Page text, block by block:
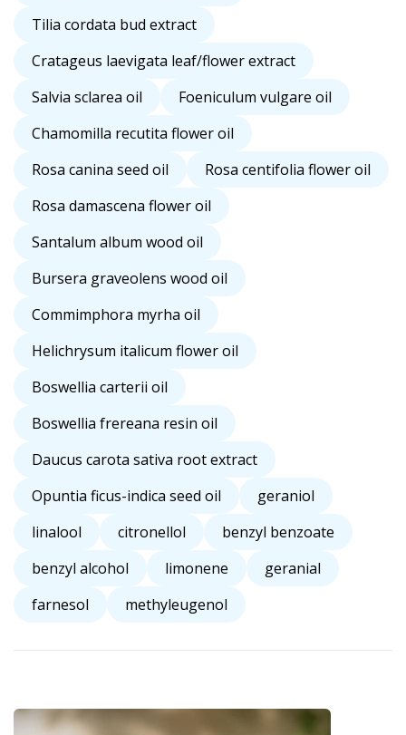
Tilia cordata bud extract
Cratageus laevigata leaf/flower extract
Salvia sclarea oil
Foeniculum vulgare oil
Chamomilla recutita flower oil
Rosa canina seed oil
Rosa centifolia flower oil
Rosa damascena flower oil
Santalum album wood oil
Bursera graveolens wood oil
Commimphora myrha oil
Helichrysum italicum flower oil
Boswellia carterii oil
Boswellia frereana resin oil
Daucus carota sativa root extract
Opuntia ficus-indica seed oil
geraniol
linalool
citronellol
benzyl benzoate
benzyl alcohol
limonene
geranial
farnesol
methyleugenol